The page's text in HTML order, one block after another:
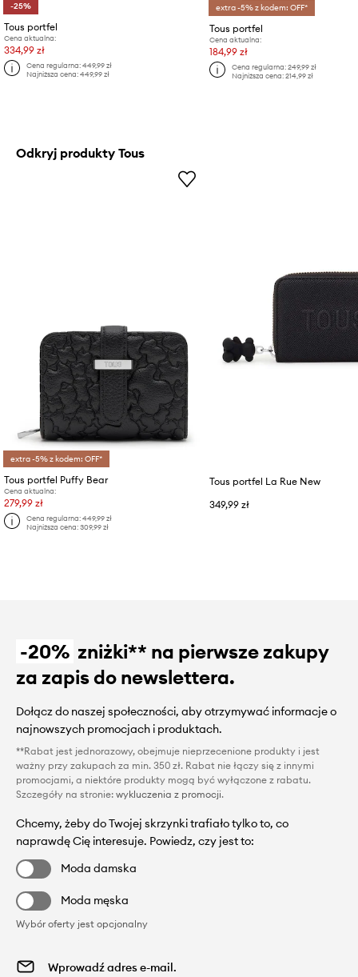
-25%
Tous portfel
Cena aktualna:
334,99 zł
Cena regularna:449,99 zł
Najniższa cena:449,99 zł
extra -5% z kodem: OFF*
Tous portfel
Cena aktualna:
184,99 zł
Cena regularna:249,99 zł
Najniższa cena:214,99 zł
Odkryj produkty Tous
extra -5% z kodem: OFF*
Tous portfel Puffy Bear
Cena aktualna:
279,99 zł
Cena regularna:449,99 zł
Najniższa cena:309,99 zł
Tous portfel La Rue New
349,99 zł
-20% zniżki** na pierwsze zakupy
za zapis do newslettera.
Dołącz do naszej społeczności, aby otrzymywać informacje o
najnowszych promocjach i produktach.
**Rabat jest jednorazowy, obejmuje nieprzecenione produkty i jest
ważny przy zakupach za min. 350 zł. Rabat nie łączy się z innymi
promocjami, a niektóre produkty mogą być wyłączone z rabatu.
Szczegóły na stronie: wykluczenia z promocji.
Chcemy, żeby do Twojej skrzynki trafiało tylko to, co
naprawdę Cię interesuje. Powiedz, czy jest to:
Moda damska
Moda męska
Wybór oferty jest opcjonalny